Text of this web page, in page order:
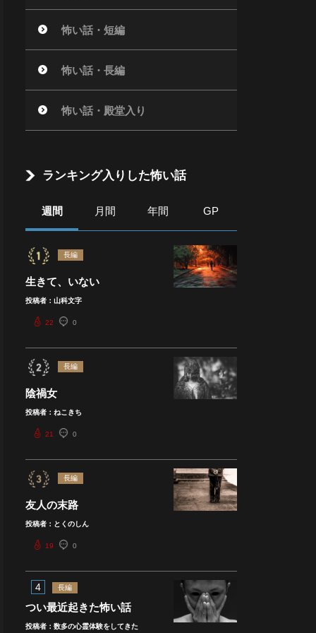
怖い話・短編
怖い話・長編
怖い話・殿堂入り
ランキング入りした怖い話
週間 月間 年間 GP
長編
生きて、いない
投稿者：山科文字
22 0
長編
陰禍女
投稿者：ねこきち
21 0
長編
友人の末路
投稿者：とくのしん
19 0
4 長編
つい最近起きた怖い話
投稿者：数多の心霊体験をしてきた